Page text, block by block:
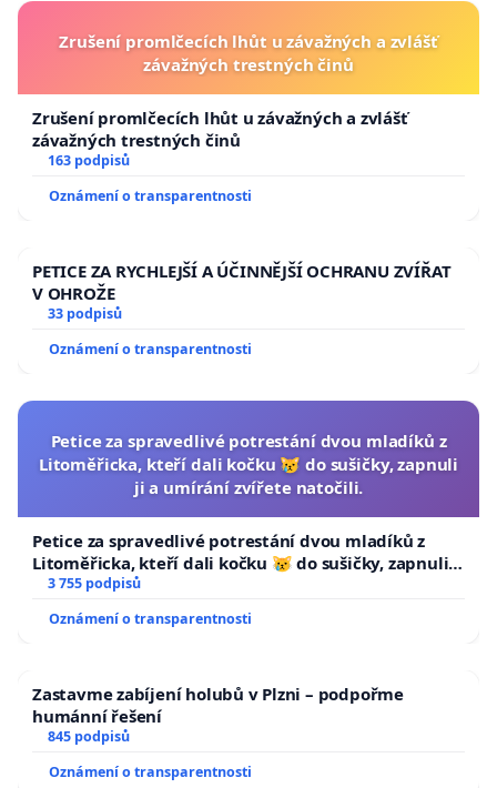
Zrušení promlčecích lhůt u závažných a zvlášť
závažných trestných činů
Zrušení promlčecích lhůt u závažných a zvlášť
závažných trestných činů
163 podpisů
Oznámení o transparentnosti
PETICE ZA RYCHLEJŠÍ A ÚČINNĚJŠÍ OCHRANU ZVÍŘAT
V OHROŽE
33 podpisů
Oznámení o transparentnosti
Petice za spravedlivé potrestání dvou mladíků z
Litoměřicka, kteří dali kočku 😿 do sušičky, zapnuli
ji a umírání zvířete natočili.
Petice za spravedlivé potrestání dvou mladíků z
Litoměřicka, kteří dali kočku 😿 do sušičky, zapnuli ji
a umírání zvířete natočili.
3 755 podpisů
Oznámení o transparentnosti
Zastavme zabíjení holubů v Plzni – podpořme
humánní řešení
845 podpisů
Oznámení o transparentnosti